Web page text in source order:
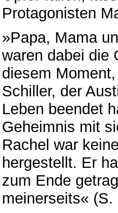
Protagonisten
»Papa, Mama
waren dabei die
diesem
Schiller, der
Leben beendet
Geheimnis mit
Rachel war
hergestellt. Er
zum Ende
meinerseits« (S.